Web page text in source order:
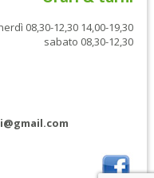
08,30-12,30 14,00-19,30
sabato 08,30-12,30